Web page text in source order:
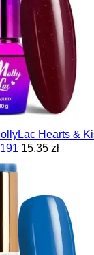
Hearts &
15.35 zł